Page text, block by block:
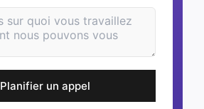
Planifier un appel